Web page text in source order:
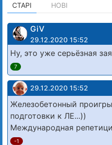
СТАРІ НОВІ
GiV
29.12.2020 15:52
Ну, это уже серьёзная
7
29.12.2020 15:52
Железобетонный
подготовки к ЛЕ...))
Международная
-1